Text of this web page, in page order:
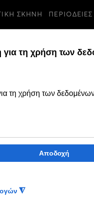
ΣΚΗΝΗ ΠΕΡΙΟΔΕΙΕΣ